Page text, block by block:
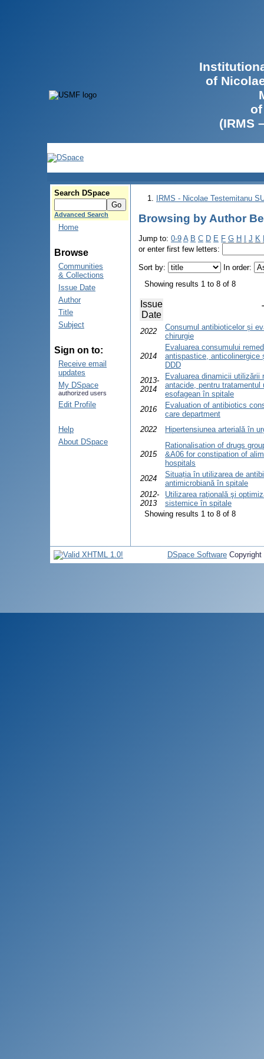
of
(IRMS
Search DSpace
Advanced Search
Home
Browse
Communities
& Collections
Issue Date
Author
Title
Subject
Sign on to:
Receive email
updates
My DSpace
authorized users
Edit Profile
Help
About DSpace
IRMS - Nicolae Testemitanu
Browsing by Author
Jump to: 0-9 A B C D E F G H J K
or enter first few letters:
Sort by:
In order:
Showing results 1 to 8 of 8
Issue
Date
2022
Consumul antibioticelor și
chirurgie
2014
Evaluarea consumului
antispastice,
DDD
2013-
2014
Evaluarea dinamicii utilizării
antacide, pentru
esofagean în spitale
2016
Evaluation of antibiotics
care department
2022
Hipertensiunea arterială în
2015
Rationalisation of drugs
&A06 for constipation of
hospitals
2024
Situația în utilizarea de
antimicrobiană în spitale
2012-
2013
Utilizarea raţională şi
sistemice în spitale
Showing results 1 to 8 of 8
DSpace Software